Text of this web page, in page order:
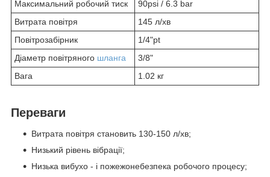
Максимальний робочий тиск
90psi / 6.3 bar
Витрата повітря
145 л/хв
Повітрозабірник
1/4"pt
Діаметр повітряного шланга
3/8"
Вага
1.02 кг
Переваги
Витрата повітря становить 130-150 л/хв;
Низький рівень вібрації;
Низька вибухо - і пожежонебезпека робочого процесу;